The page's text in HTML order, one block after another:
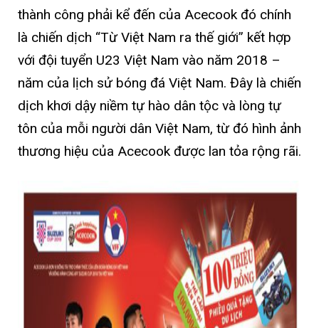
thành công phải kể đến của Acecook đó chính
là chiến dịch “Từ Việt Nam ra thế giới” kết hợp
với đội tuyển U23 Việt Nam vào năm 2018 –
năm của lịch sử bóng đá Việt Nam. Đây là chiến
dịch khơi dậy niềm tự hào dân tộc và lòng tự
tôn của mỗi người dân Việt Nam, từ đó hình ảnh
thương hiệu của Acecook được lan tỏa rộng rãi.